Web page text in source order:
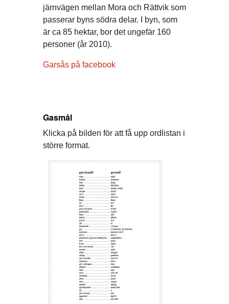
järnvägen mellan Mora och Rättvik som
passerar byns södra delar. I byn, som
är ca 85 hektar, bor det ungefär 160
personer (år 2010).
Garsås på facebook
Gasmål
Klicka på bilden för att få upp ordlistan i
större format.